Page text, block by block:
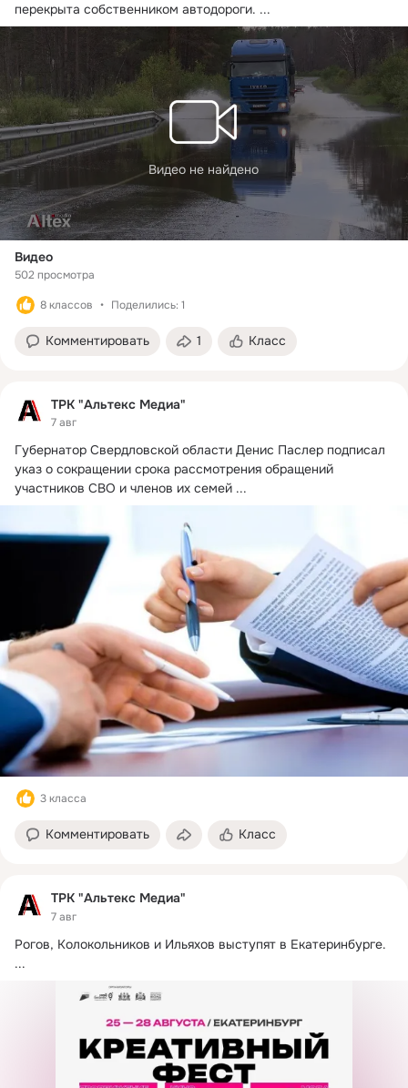
перекрыта собственником автодороги. ...
Видео не найдено
Видео
502 просмотра
8 классов Поделились: 1
Комментировать 1 Класс
ТРК "Альтекс Медиа"
7 авг
Губернатор Свердловской области Денис Паслер подписал
указ о сокращении срока рассмотрения обращений
участников СВО и членов их семей ...
3 класса
Комментировать Класс
ТРК "Альтекс Медиа"
7 авг
Рогов, Колокольников и Ильяхов выступят в Екатеринбурге.
...